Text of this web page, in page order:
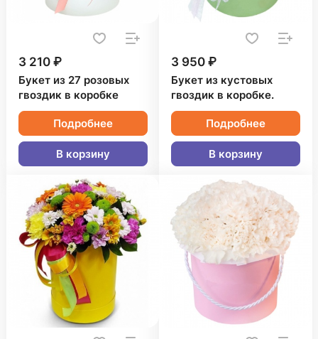
3 210 ₽
Букет из 27 розовых
гвоздик в коробке
Подробнее
В корзину
3 950 ₽
Букет из кустовых
гвоздик в коробке.
Подробнее
В корзину